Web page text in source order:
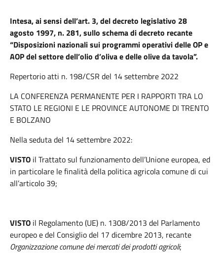
Intesa, ai sensi dell’art. 3, del decreto legislativo 28
agosto 1997, n. 281, sullo schema di decreto recante
“Disposizioni nazionali sui programmi operativi delle OP e
AOP del settore dell’olio d’oliva e delle olive da tavola”.
Repertorio atti n. 198/CSR del 14 settembre 2022
LA CONFERENZA PERMANENTE PER I RAPPORTI TRA LO
STATO LE REGIONI E LE PROVINCE AUTONOME DI TRENTO
E BOLZANO
Nella seduta del 14 settembre 2022:
VISTO il Trattato sul funzionamento dell’Unione europea, ed
in particolare le finalità della politica agricola comune di cui
all’articolo 39;
VISTO il Regolamento (UE) n. 1308/2013 del Parlamento
europeo e del Consiglio del 17 dicembre 2013, recante
Organizzazione comune dei mercati dei prodotti agricoli;